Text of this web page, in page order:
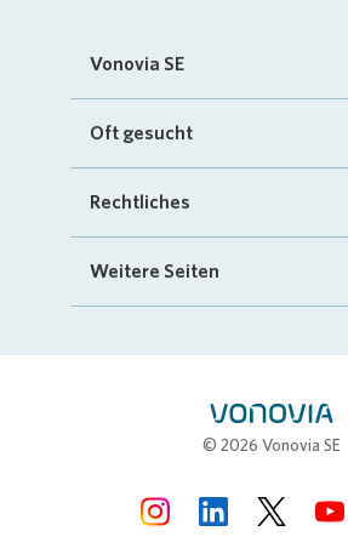
Vonovia SE
Startseite
Investoren
Oft gesucht
FAQ
„Mein Vonovia“ App
Mein Zuhause
Rechtliches
Impressum
Weitere Seiten
© 2026 Vonovia SE